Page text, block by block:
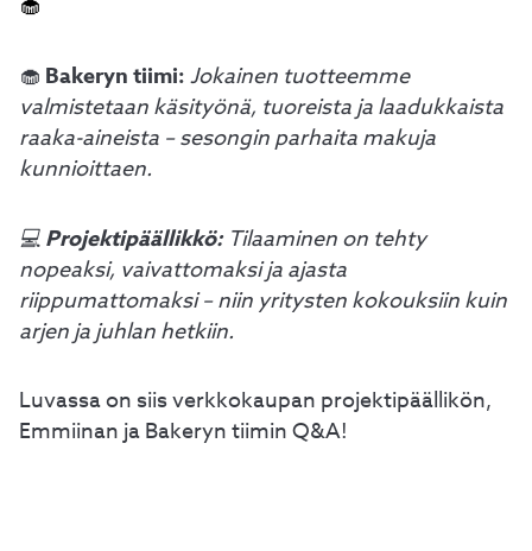
🧁
🧁 Bakeryn tiimi: Jokainen tuotteemme
valmistetaan käsityönä, tuoreista ja laadukkaista
raaka-aineista – sesongin parhaita makuja
kunnioittaen.
💻 Projektipäällikkö:Tilaaminen on tehty
nopeaksi, vaivattomaksi ja ajasta
riippumattomaksi – niin yritysten kokouksiin kuin
arjen ja juhlan hetkiin.
Luvassa on siis verkkokaupan projektipäällikön,
Emmiinan ja Bakeryn tiimin Q&A!